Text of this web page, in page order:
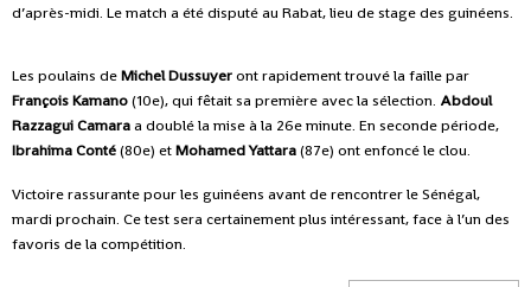
d’après-midi. Le match a été disputé au Rabat, lieu de stage des guinéens.
Les poulains deMichel Dussuyeront rapidement trouvé la faille par
François Kamano(10e), qui fêtait sa première avec la sélection. Abdoul
Razzagui Camaraa doublé la mise à la 26e minute. En seconde période,
Ibrahima Conté(80e) etMohamed Yattara(87e) ont enfoncé le clou.
Victoire rassurante pour les guinéens avant de rencontrer le Sénégal,
mardi prochain. Ce test sera certainement plus intéressant, face à l’un des
favoris de la compétition.